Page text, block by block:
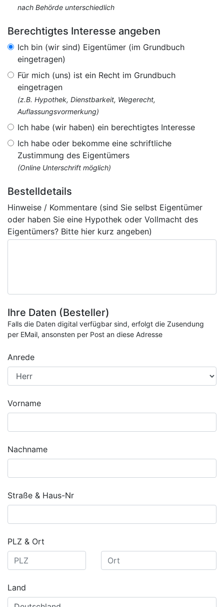
nach Behörde unterschiedlich
Berechtigtes Interesse angeben
Ich bin (wir sind) Eigentümer (im Grundbuch
eingetragen)
Für mich (uns) ist ein Recht im Grundbuch
eingetragen
(z.B. Hypothek, Dienstbarkeit, Wegerecht,
Auflassungsvormerkung)
Ich habe (wir haben) ein berechtigtes Interesse
Ich habe oder bekomme eine schriftliche
Zustimmung des Eigentümers
(Online Unterschrift möglich)
Bestelldetails
Hinweise / Kommentare (sind Sie selbst Eigentümer
oder haben Sie eine Hypothek oder Vollmacht des
Eigentümers? Bitte hier kurz angeben)
Ihre Daten (Besteller)
Falls die Daten digital verfügbar sind, erfolgt die Zusendung
per EMail, ansonsten per Post an diese Adresse
Anrede
Vorname
Nachname
Straße & Haus-Nr
PLZ & Ort
Land